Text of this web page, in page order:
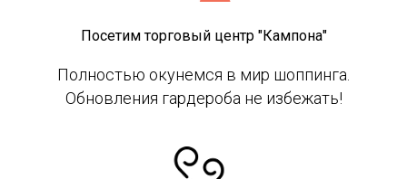
Посетим торговый центр "Кампона"
Полностью окунемся в мир шоппинга.
Обновления гардероба не избежать!